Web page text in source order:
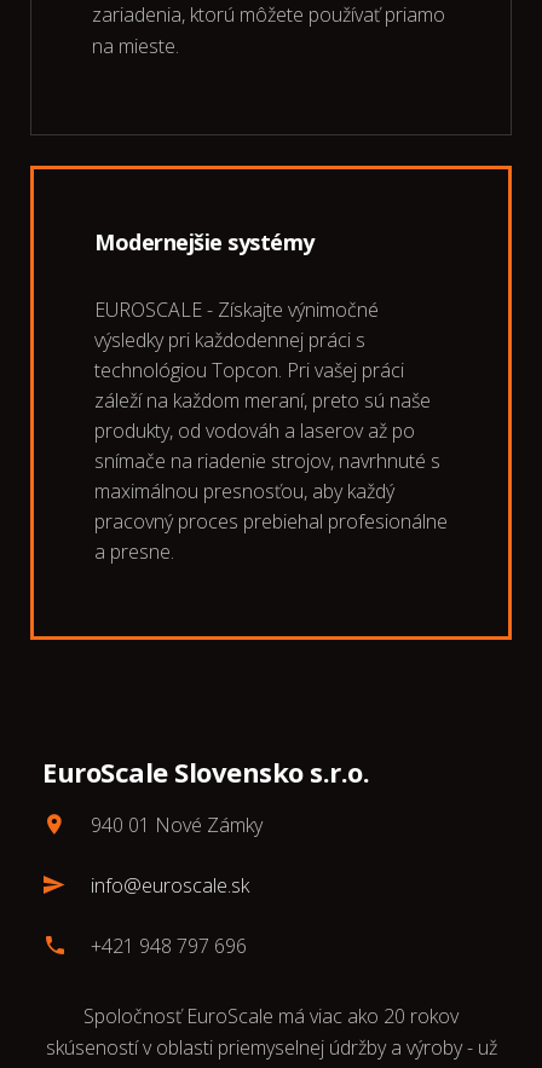
zariadenia, ktorú môžete používať priamo
na mieste.
Modernejšie systémy
EUROSCALE - Získajte výnimočné
výsledky pri každodennej práci s
technológiou Topcon. Pri vašej práci
záleží na každom meraní, preto sú naše
produkty, od vodováh a laserov až po
snímače na riadenie strojov, navrhnuté s
maximálnou presnosťou, aby každý
pracovný proces prebiehal profesionálne
a presne.
EuroScale Slovensko s.r.o.
940 01 Nové Zámky
info@euroscale.sk
+421 948 797 696
Spoločnosť EuroScale má viac ako 20 rokov
skúseností v oblasti priemyselnej údržby a výroby - už